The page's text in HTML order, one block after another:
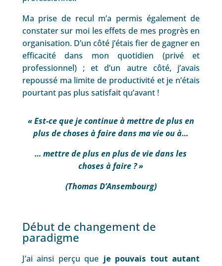
Ma prise de recul m’a permis également de
constater sur moi les effets de mes progrès en
organisation. D’un côté j’étais fier de gagner en
efficacité dans mon quotidien (privé et
professionnel) ; et d’un autre côté, j’avais
repoussé ma limite de productivité et je n’étais
pourtant pas plus satisfait qu’avant !
« Est-ce que je continue à mettre de plus en
plus de choses à faire dans ma vie ou à…
… mettre de plus en plus de vie dans les
choses à faire ? »
(Thomas D’Ansembourg)
Début de changement de
paradigme
J’ai ainsi perçu que je pouvais tout autant